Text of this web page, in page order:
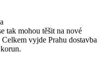
tak mohou těšit na nové
vyjde Prahu dostavba